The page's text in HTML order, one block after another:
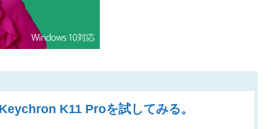
K11 Proを試してみる。